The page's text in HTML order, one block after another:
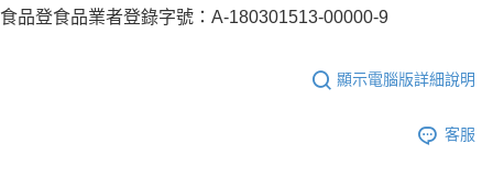
食品登食品業者登錄字號：A-180301513-00000-9
顯示電腦版詳細說明
客服